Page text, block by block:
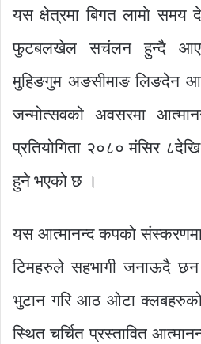
यस क्षेत्रमा बिगत लामाे
फुटबलखेल सचंलन हुन्दै
मुहिङगुम अङसीमाङ लिङदेन
जन्मोत्सवको अवसरमा
प्रतियोगिता २०८० मंसिर
हुने भएको छ ।
यस आत्मानन्द कपको संस्करणमा
टिमहरुले सहभागी जनाऊदै
भुटान गरि आठ ओटा
स्थित चर्चित प्रस्तावित